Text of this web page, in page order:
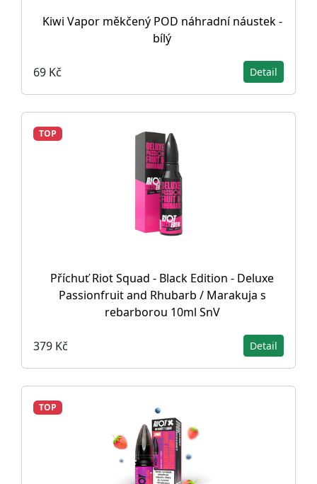
Kiwi Vapor měkčený POD náhradní náustek -
bílý
69 Kč Detail
TOP
Příchuť Riot Squad - Black Edition - Deluxe
Passionfruit and Rhubarb / Marakuja s
rebarborou 10ml SnV
379 Kč Detail
TOP